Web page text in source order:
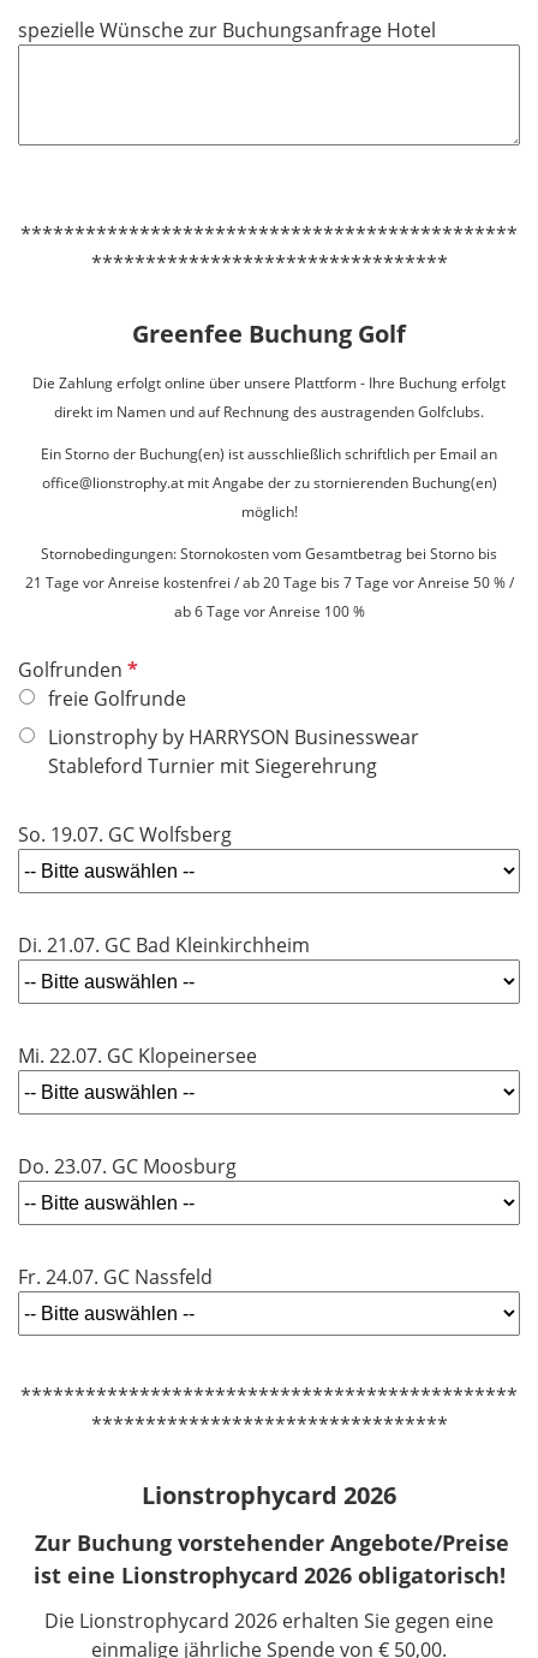
spezielle Wünsche zur Buchungsanfrage Hotel
**********************************************
*********************************
Greenfee Buchung Golf
Die Zahlung erfolgt online über unsere Plattform - Ihre Buchung erfolgt
direkt im Namen und auf Rechnung des austragenden Golfclubs.
Ein Storno der Buchung(en) ist ausschließlich schriftlich per Email an
office@lionstrophy.at mit Angabe der zu stornierenden Buchung(en)
möglich!
Stornobedingungen: Stornokosten vom Gesamtbetrag bei Storno bis
21 Tage vor Anreise kostenfrei / ab 20 Tage bis 7 Tage vor Anreise 50 % /
ab 6 Tage vor Anreise 100 %
Golfrunden P
f
i
t
f
e
d
freie Golfrunde
Lionstrophy by HARRYSON Businesswear
Stableford Turnier mit Siegerehrung
So. 19.07. GC Wolfsberg
Di. 21.07. GC Bad Kleinkirchheim
Mi. 22.07. GC Klopeinersee
Do. 23.07. GC Moosburg
Fr. 24.07. GC Nassfeld
**********************************************
*********************************
Lionstrophycard 2026
Zur Buchung vorstehender Angebote/Preise
ist eine Lionstrophycard 2026 obligatorisch!
Die Lionstrophycard 2026 erhalten Sie gegen eine
einmalige jährliche Spende von € 50,00.